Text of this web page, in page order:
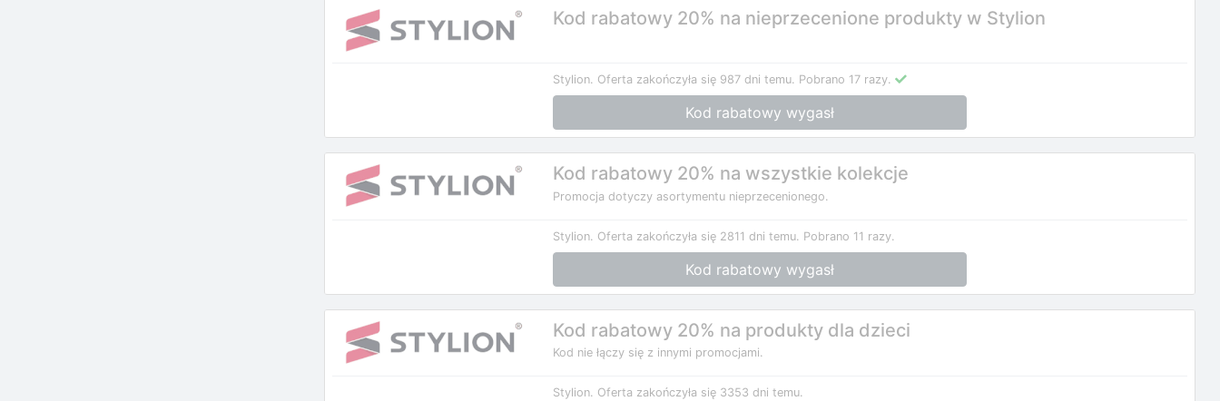
Kod rabatowy 20% na nieprzecenione produkty w Stylion
Stylion. Oferta zakończyła się 987 dni temu. Pobrano 17 razy.
Kod rabatowy wygasł
Kod rabatowy 20% na wszystkie kolekcje
Promocja dotyczy asortymentu nieprzecenionego.
Stylion. Oferta zakończyła się 2811 dni temu. Pobrano 11 razy.
Kod rabatowy wygasł
Kod rabatowy 20% na produkty dla dzieci
Kod nie łączy się z innymi promocjami.
Stylion. Oferta zakończyła się 3353 dni temu.